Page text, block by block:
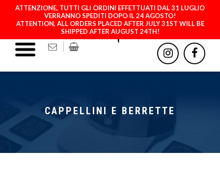
ATTENZIONE, TUTTI GLI ORDINI EFFETTUATI DAL 31 LUGLIO
VERRANNO SPEDITI DOPO IL 24 AGOSTO!
ATTENTION, ALL ORDERS PLACED AFTER JULY 31ST WILL BE
SHIPPED AFTER AUGUST 24TH!
CAPPELLINI E BERRETTE